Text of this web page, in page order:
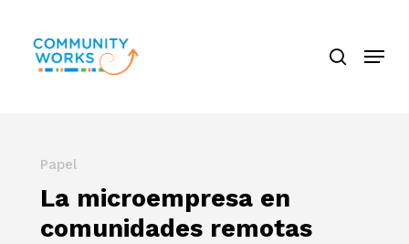
contenido
Menú
Papel
La microempresa en
comunidades remotas